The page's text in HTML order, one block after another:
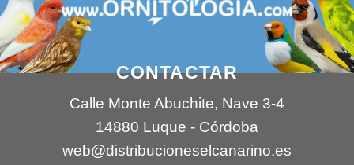
CONTACTAR
Calle Monte Abuchite, Nave 3-4
14880 Luque - Córdoba
web@distribucioneselcanarino.es